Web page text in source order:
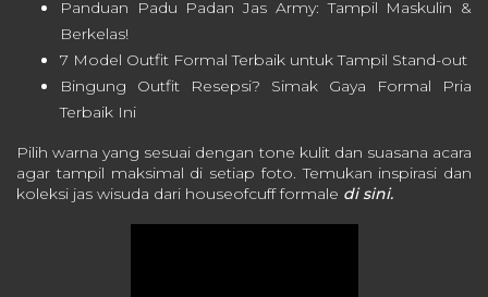
Panduan Padu Padan Jas Army: Tampil Maskulin &
Berkelas!
7 Model Outfit Formal Terbaik untuk Tampil Stand-out
Bingung Outfit Resepsi? Simak Gaya Formal Pria
Terbaik Ini
Pilih warna yang sesuai dengan tone kulit dan suasana acara
agar tampil maksimal di setiap foto.Temukan inspirasi dan
koleksi jas wisuda dari houseofcuff formale di sini.